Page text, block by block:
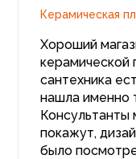
Керамическая
Хороший
керамической
сантехника
нашла именно
Консультанты
покажут,
было